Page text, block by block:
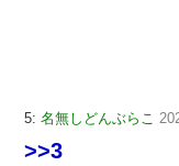
5: 名無しどんぶらこ
>>3